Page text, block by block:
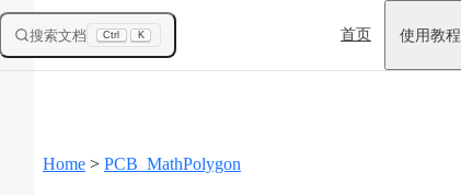
搜索文档 Ctrl K
Main Navigation
首页 使用教程
Home > PCB_MathPolygon